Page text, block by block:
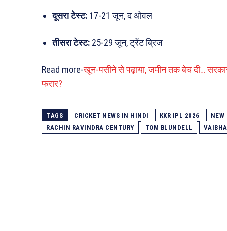
दूसरा टेस्ट: 17-21 जून, द ओवल
तीसरा टेस्ट: 25-29 जून, ट्रेंट ब्रिज
Read more-खून-पसीने से पढ़ाया, जमीन तक बेच दी…
फरार?
TAGS CRICKET NEWS IN HINDI KKR IPL 2026
RACHIN RAVINDRA CENTURY
TOM BLUNDELL